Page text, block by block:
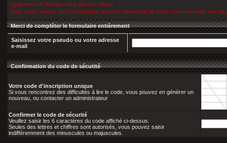
également un lien que vous devrez cliquer.
Vous serez amené sur un formulaire qui vous permettra de saisir votre nouveau mot
Merci de compléter le formulaire entièrement
Saisissez votre pseudo ou votre adresse
e-mail
Confirmation du code de sécutité
Votre code d'inscription unique
Si vous rencontrez des difficultés à lire le code, vous pouvez en générer un
nouveau, ou contacter un administrateur
Confirmer le code de sécurité
Veuillez saisir les 6 caractères du code affiché ci-dessus.
Seules des lettres et chiffres sont autorisés, vous pouvez saisir
indifféremment des minuscules ou majuscules.